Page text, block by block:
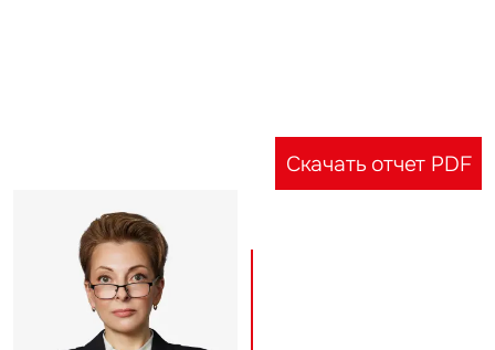
Скачать отчет PDF
Отправить
Нажимая на кнопку «Отправить», вы даете свое согласие
на обработку и использование ваших персональных данных
персональных данных